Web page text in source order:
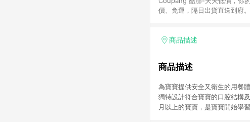
價、免運，隔日出貨直送到府
商品描述
商品描述
為寶寶提供安全又衛生的用餐
獨特設計符合寶寶的口腔結構
月以上的寶寶，是寶寶開始學